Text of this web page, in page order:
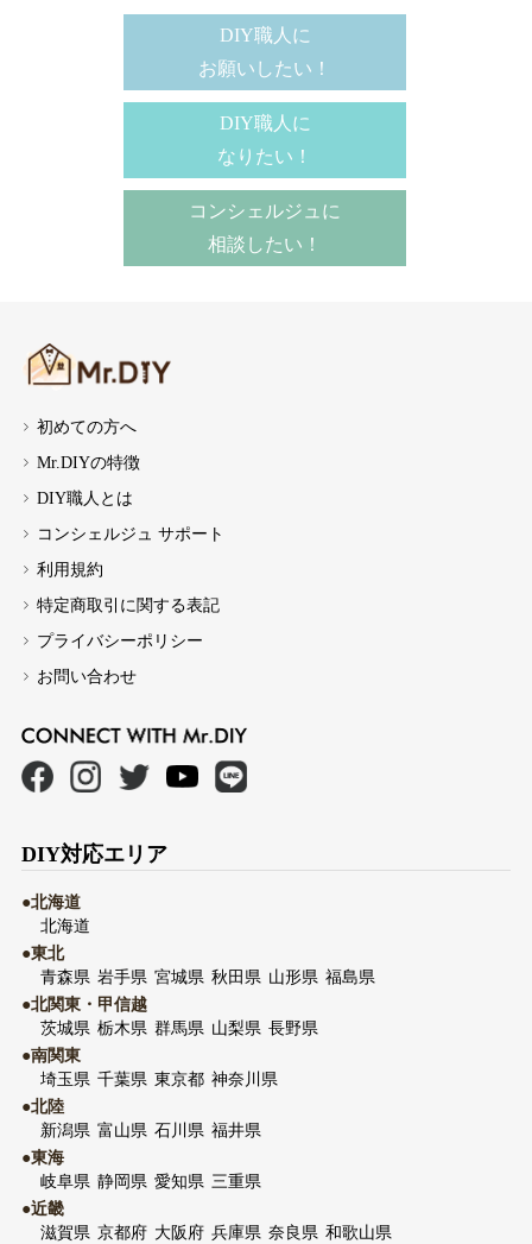
DIY職人に
お願いしたい！
DIY職人に
なりたい！
コンシェルジュに
相談したい！
初めての方へ
Mr.DIYの特徴
DIY職人とは
コンシェルジュ サポート
利用規約
特定商取引に関する表記
プライバシーポリシー
お問い合わせ
DIY対応エリア
●北海道
北海道
●東北
青森県 岩手県 宮城県 秋田県 山形県 福島県
●北関東・甲信越
茨城県 栃木県 群馬県 山梨県 長野県
●南関東
埼玉県 千葉県 東京都 神奈川県
●北陸
新潟県 富山県 石川県 福井県
●東海
岐阜県 静岡県 愛知県 三重県
●近畿
滋賀県 京都府 大阪府 兵庫県 奈良県 和歌山県